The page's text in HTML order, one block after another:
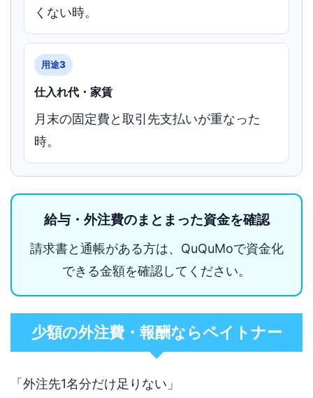
くない時。
用途3
仕入れ代・家賃
月末の固定費と取引先支払いが重なった
時。
給与・外注費のまとまった資金を確認
請求書と通帳がある方は、QuQuMoで資金化
できる金額を確認してください。
少額の外注費・報酬ならペイトナー
「外注先1名分だけ足りない」